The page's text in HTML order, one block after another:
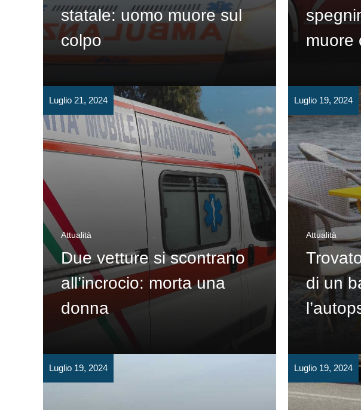
statale: uomo muore sul
colpo
muore
Luglio 21, 2024
Attualità
Due vetture si scontrano
all’incrocio: morta una
donna
Luglio 19, 2024
Attualità
di un
Luglio 19, 2024 Luglio 19, 2024